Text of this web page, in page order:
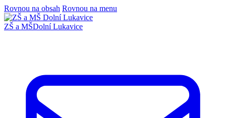
Rovnou na obsah Rovnou na menu
ZŠ a MŠDolní Lukavice